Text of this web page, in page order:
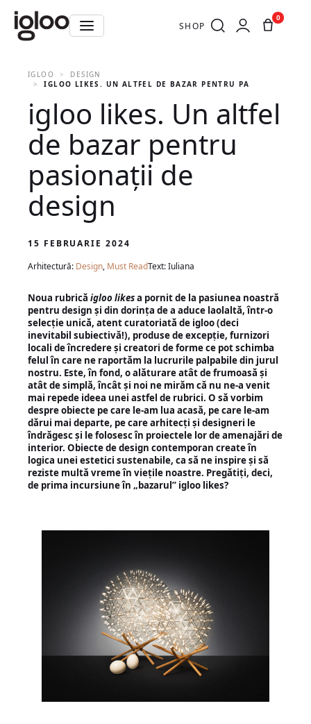
SHOP
0
IGLOO
DESIGN
IGLOO LIKES. UN ALTFEL DE BAZAR PENTRU PASIONAȚII DE
igloo likes. Un altfel
de bazar pentru
pasionații de
design
15 FEBRUARIE 2024
Arhitectură: Design, Must ReadText: Iuliana
Noua rubrică igloo likesa pornit de la pasiunea noastră
pentru design și din dorința de a aduce laolaltă, într-o
selecție unică, atent curatoriată de igloo (deci
inevitabil subiectivă!), produse de excepție, furnizori
locali de încredere și creatori de forme ce pot schimba
felul în care ne raportăm la lucrurile palpabile din jurul
nostru. Este, în fond, o alăturare atât de frumoasă și
atât de simplă, încât și noi ne mirăm că nu ne-a venit
mai repede ideea unei astfel de rubrici. O să vorbim
despre obiecte pe care le-am lua acasă, pe care le-am
dărui mai departe, pe care arhitecți și designeri le
îndrăgesc și le folosesc în proiectele lor de amenajări de
interior. Obiecte de design contemporan create în
logica unei estetici sustenabile, ca să ne inspire și să
reziste multă vreme în viețile noastre. Pregătiți, deci,
de prima incursiune în „bazarul” igloo likes?